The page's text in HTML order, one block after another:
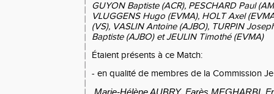
GUYON Baptiste (ACR), PESCHARD Paul
VLUGGENS Hugo (EVMA), HOLT Axel
(VS), VASLIN Antoine (AJBO), TURPIN
Baptiste (AJBO) et JEULIN Timothé (EVMA)
Étaient présents à ce Match:
- en qualité de membres de la Commission
Marie-Hélène AUBRY, Farès MEGHARBI,